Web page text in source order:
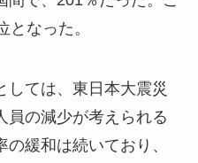
なった。
ては、東日本大震災
員の減少が考えられる
緩和は続いており、